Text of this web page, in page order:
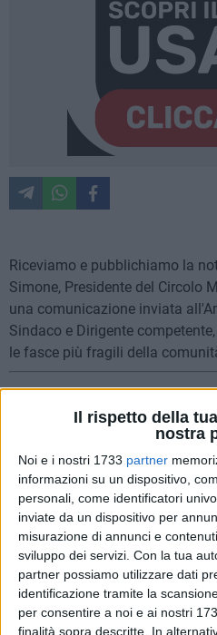
Il rispetto della
nostra
Noi e i nostri 1733 partner
informazioni su un dispositivo,
personali, come identificatori
inviate da un dispositivo per
misurazione di annunci e
sviluppo dei servizi. Con la tua
partner possiamo utilizzare dati
identificazione tramite la
per consentire a noi e ai nostri
finalità sopra descritte. In
Riceviamo e pubblichiamo la
Simone, Presidente del Circolo
una comunicazione inviata
Sindaco e Dirigente
le fasce più fragili della
Egregi Sigg. Sindaco e Dott.
il sottoscritto Giuseppe De
MCL di Trani, in
di numerosi cittadini che
nostra sede per segnalare
economico e sociale,
necessità di un intervento
delle persone con disabilità e
Negli ultimi mesi, il numero di
persone con disabilità